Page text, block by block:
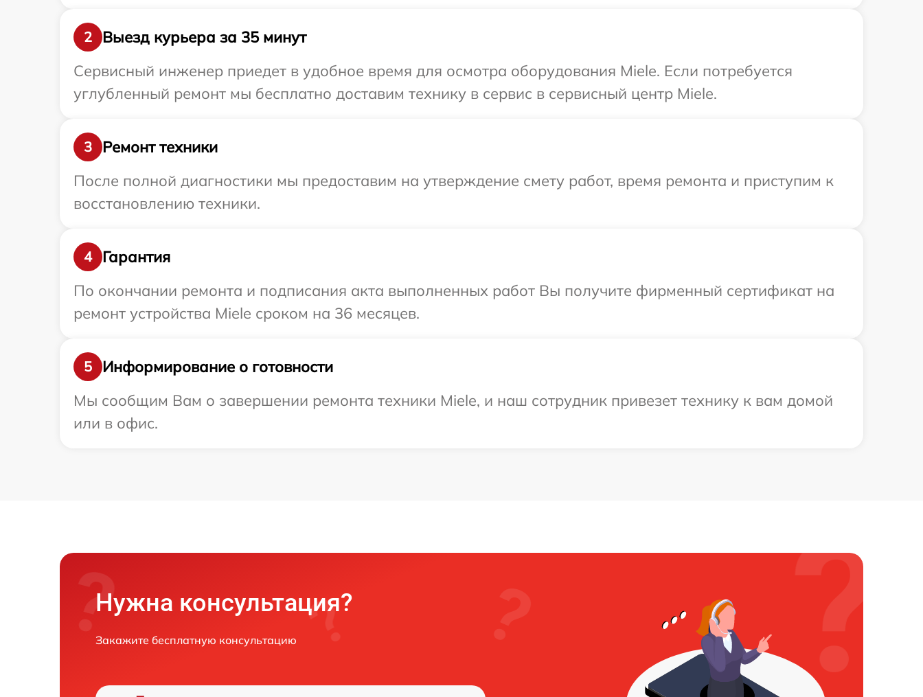
2
Выезд курьера за 35 минут
Сервисный инженер приедет в удобное время для осмотра оборудования Miele. Если потребуется
углубленный ремонт мы бесплатно доставим технику в сервис в сервисный центр Miele.
3
Ремонт техники
После полной диагностики мы предоставим на утверждение смету работ, время ремонта и приступим к
восстановлению техники.
4
Гарантия
По окончании ремонта и подписания акта выполненных работ Вы получите фирменный сертификат на
ремонт устройства Miele сроком на 36 месяцев.
5
Информирование о готовности
Мы сообщим Вам о завершении ремонта техники Miele, и наш сотрудник привезет технику к вам домой
или в офис.
Нужна консультация?
Закажите бесплатную консультацию